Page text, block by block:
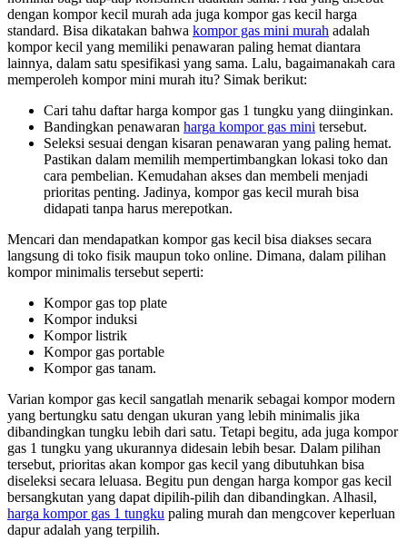
dengan kompor kecil murah ada juga kompor gas kecil harga
standard. Bisa dikatakan bahwa kompor gas mini murah adalah
kompor kecil yang memiliki penawaran paling hemat diantara
lainnya, dalam satu spesifikasi yang sama. Lalu, bagaimanakah cara
memperoleh kompor mini murah itu? Simak berikut:
Cari tahu daftar harga kompor gas 1 tungku yang diinginkan.
Bandingkan penawaran harga kompor gas mini tersebut.
Seleksi sesuai dengan kisaran penawaran yang paling hemat.
Pastikan dalam memilih mempertimbangkan lokasi toko dan
cara pembelian. Kemudahan akses dan membeli menjadi
prioritas penting. Jadinya, kompor gas kecil murah bisa
didapati tanpa harus merepotkan.
Mencari dan mendapatkan kompor gas kecil bisa diakses secara
langsung di toko fisik maupun toko online. Dimana, dalam pilihan
kompor minimalis tersebut seperti:
Kompor gas top plate
Kompor induksi
Kompor listrik
Kompor gas portable
Kompor gas tanam.
Varian kompor gas kecil sangatlah menarik sebagai kompor modern
yang bertungku satu dengan ukuran yang lebih minimalis jika
dibandingkan tungku lebih dari satu. Tetapi begitu, ada juga kompor
gas 1 tungku yang ukurannya didesain lebih besar. Dalam pilihan
tersebut, prioritas akan kompor gas kecil yang dibutuhkan bisa
diseleksi secara leluasa. Begitu pun dengan harga kompor gas kecil
bersangkutan yang dapat dipilih-pilih dan dibandingkan. Alhasil,
harga kompor gas 1 tungku paling murah dan mengcover keperluan
dapur adalah yang terpilih.